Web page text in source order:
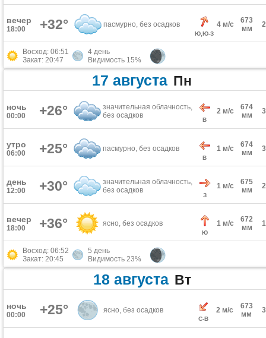
вечер
18:00 +32° пасмурно, без осадков
Ю,Ю-З
4 м/с
673
мм
Восход: 06:51
Закат: 20:47
4 день
Видимость 15%
17 августа Пн
ночь
00:00 +26°
значительная облачность,
без осадков
В
2 м/с
674
мм
утро
06:00 +25° пасмурно, без осадков
В
1 м/с
674
мм
день
12:00 +30°
значительная облачность,
без осадков
З
1 м/с
675
мм
вечер
18:00 +36° ясно, без осадков
Ю
1 м/с
672
мм
Восход: 06:52
Закат: 20:45
5 день
Видимость 23%
18 августа Вт
ночь
00:00 +25° ясно, без осадков
С-В
2 м/с
673
мм